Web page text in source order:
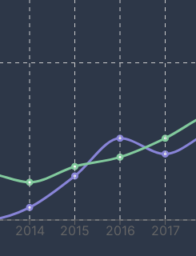
2014 2015 2016 2017